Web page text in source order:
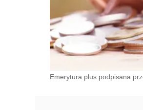
Emerytura plus podpisana